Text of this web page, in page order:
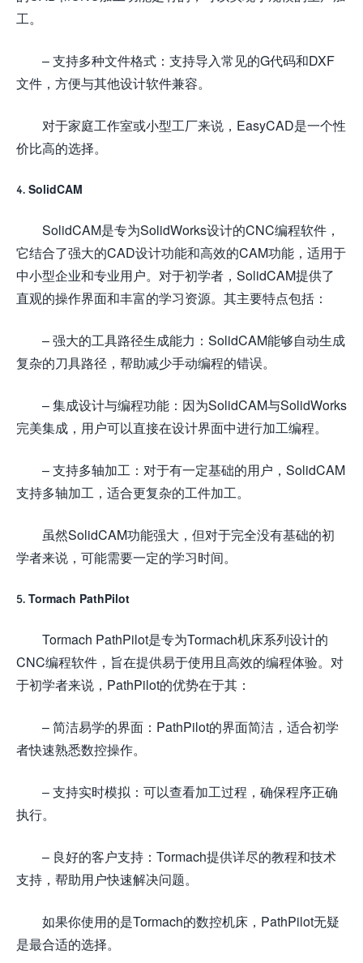
工。
– 支持多种文件格式：支持导入常见的G代码和DXF
文件，方便与其他设计软件兼容。
对于家庭工作室或小型工厂来说，EasyCAD是一个性
价比高的选择。
4. SolidCAM
SolidCAM是专为SolidWorks设计的CNC编程软件，
它结合了强大的CAD设计功能和高效的CAM功能，适用于
中小型企业和专业用户。对于初学者，SolidCAM提供了
直观的操作界面和丰富的学习资源。其主要特点包括：
– 强大的工具路径生成能力：SolidCAM能够自动生成
复杂的刀具路径，帮助减少手动编程的错误。
– 集成设计与编程功能：因为SolidCAM与SolidWorks
完美集成，用户可以直接在设计界面中进行加工编程。
– 支持多轴加工：对于有一定基础的用户，SolidCAM
支持多轴加工，适合更复杂的工件加工。
虽然SolidCAM功能强大，但对于完全没有基础的初
学者来说，可能需要一定的学习时间。
5. Tormach PathPilot
Tormach PathPilot是专为Tormach机床系列设计的
CNC编程软件，旨在提供易于使用且高效的编程体验。对
于初学者来说，PathPilot的优势在于其：
– 简洁易学的界面：PathPilot的界面简洁，适合初学
者快速熟悉数控操作。
– 支持实时模拟：可以查看加工过程，确保程序正确
执行。
– 良好的客户支持：Tormach提供详尽的教程和技术
支持，帮助用户快速解决问题。
如果你使用的是Tormach的数控机床，PathPilot无疑
是最合适的选择。